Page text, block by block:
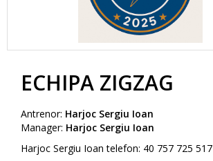
ECHIPA ZIGZAG
Antrenor: Harjoc Sergiu Ioan
Manager: Harjoc Sergiu Ioan
Harjoc Sergiu Ioan telefon: 40 757 725 517